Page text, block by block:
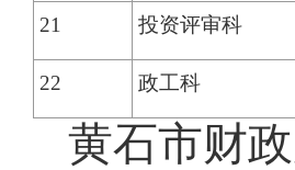
21 投资评审科
22 政工科
黄石市财